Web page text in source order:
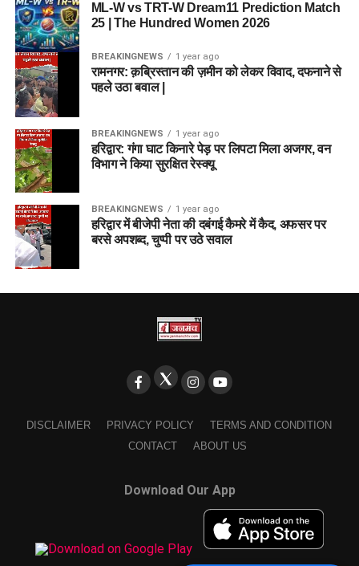
ML-W vs TRT-W Dream11 Prediction Match
25 | The Hundred Women 2026
BREAKINGNEWS 1 year ago
रामनगर: क़ब्रिस्तान की ज़मीन को लेकर विवाद, दफनाने से
पहले उठा बवाल |
BREAKINGNEWS 1 year ago
हरिद्वार: गंगा घाट किनारे पेड़ पर लिपटा मिला अजगर, वन
विभाग ने किया सुरक्षित रेस्क्यू
BREAKINGNEWS 1 year ago
हरिद्वार में बीजेपी नेता की दबंगई कैमरे में कैद, अफसर पर
बरसे अपशब्द, चुप्पी पर उठे सवाल
DISCLAIMER PRIVACY POLICY
TERMS AND CONDITION
CONTACT
ABOUT US
Download Our App